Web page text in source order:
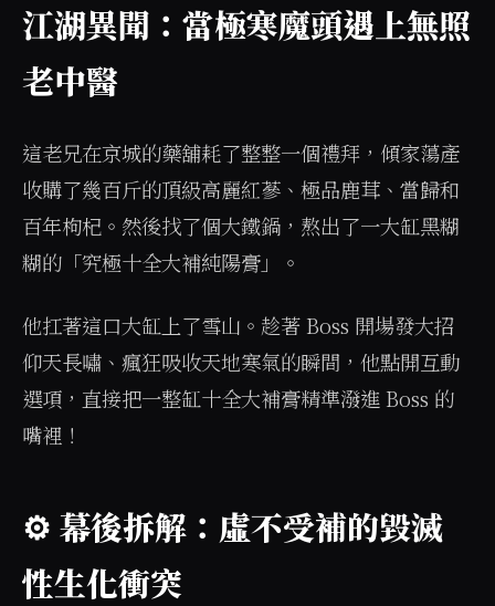
江湖異聞：當極寒魔頭遇上無照
老中醫
這老兄在京城的藥舖耗了整整一個禮拜，傾家蕩產
收購了幾百斤的頂級高麗紅蔘、極品鹿茸、當歸和
百年枸杞。然後找了個大鐵鍋，熬出了一大缸黑糊
糊的「究極十全大補純陽膏」。
他扛著這口大缸上了雪山。趁著 Boss 開場發大招
仰天長嘯、瘋狂吸收天地寒氣的瞬間，他點開互動
選項，直接把一整缸十全大補膏精準潑進 Boss 的
嘴裡！
⚙️ 幕後拆解：虛不受補的毀滅
性生化衝突